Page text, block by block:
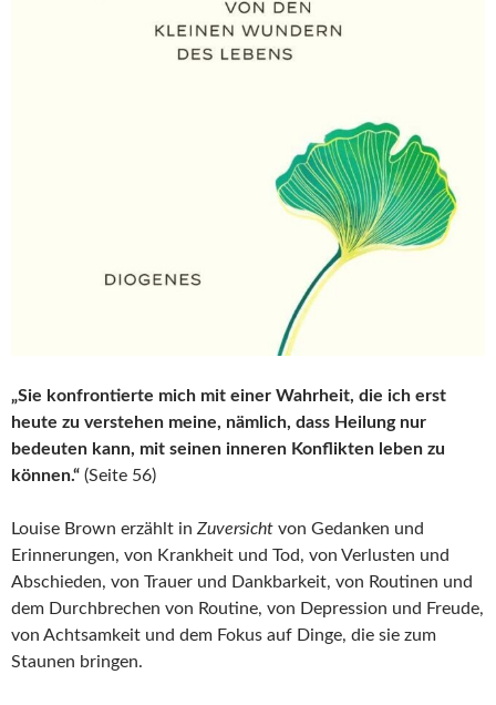
„Sie konfrontierte mich mit einer Wahrheit, die ich erst
heute zu verstehen meine, nämlich, dass Heilung nur
bedeuten kann, mit seinen inneren Konflikten leben zu
können.“ (Seite 56)
Louise Brown erzählt in Zuversicht von Gedanken und
Erinnerungen, von Krankheit und Tod, von Verlusten und
Abschieden, von Trauer und Dankbarkeit, von Routinen und
dem Durchbrechen von Routine, von Depression und Freude,
von Achtsamkeit und dem Fokus auf Dinge, die sie zum
Staunen bringen.